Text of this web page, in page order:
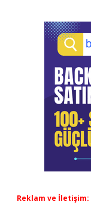
Reklam ve İletişim: